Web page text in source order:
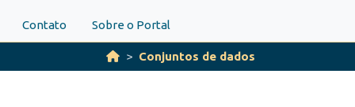
Contato Sobre o Portal
Conjuntos de dados